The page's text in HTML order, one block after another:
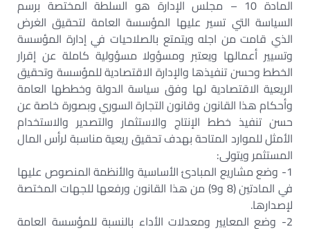
المادة 10 – مجلس الإدارة هو السلطة المختصة برسم
السياسة التي تسير عليها المؤسسة العامة لتحقيق الغرض
الذي قامت من اجله ويتمتع بالصلاحيات في إدارة المؤسسة
وتسيير أعمالها ويعتبر ومسؤولا مسؤولية كاملة عن إقرار
الخطط وحسن تنفيذها والإدارة الاقتصادية للمؤسسة وتحقيق
الريعية الاقتصادية لها وفق سياسة الدولة وخططها العامة
وأحكام هذا القانون وقانون التجارة السوري وبصورة خاصة عن
حسن تنفيذ خطط الإنتاج والاستثمار والتصدير والاستخدام
الأمثل للموارد المتاحة بهدف تحقيق ريعية مناسبة لرأس المال
المستثمر ويتولى:‏
1- وضع مشاريع المبادئ الأساسية والأنظمة المنصوص عليها
في المادتين (8 و9) من هذا القانون ورفعها للجهات المختصة
لإصدارها.‏
2- وضع المعايير ومعدلات الأداء بالنسبة للمؤسسة العامة